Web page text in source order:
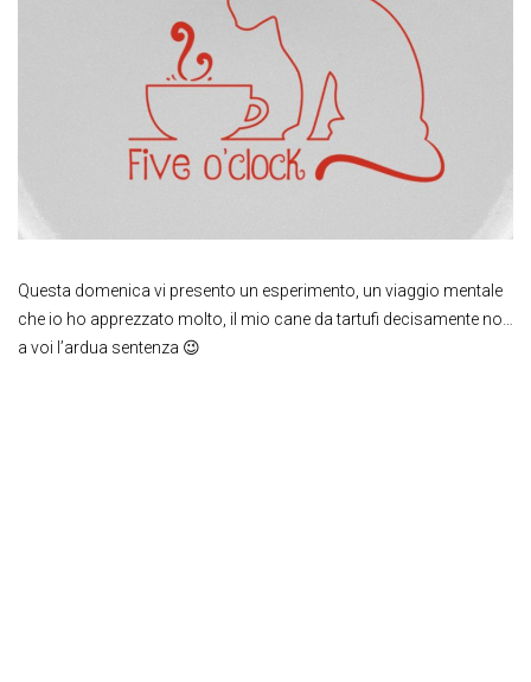
Questa domenica vi presento un esperimento, un viaggio mentale
che io ho apprezzato molto, il mio cane da tartufi decisamente no…
a voi l’ardua sentenza 😉